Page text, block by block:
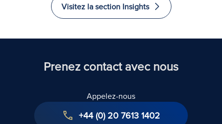
Visitez la section Insights
Prenez contact avec nous
Appelez-nous
+44 (0) 20 7613 1402